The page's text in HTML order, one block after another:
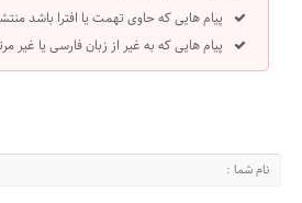
پیام هایی که حاوی تهمت یا افترا باشد
پیام هایی که به غیر از زبان فارسی یا